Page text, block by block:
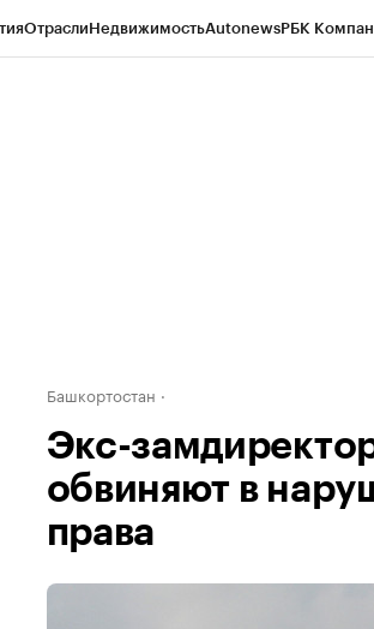
ОтраслиНедвижимостьAutonewsРБК
Башкортостан
Экс-
обвиняют в
права